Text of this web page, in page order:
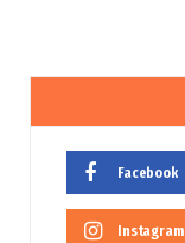
Facebook
Instagram